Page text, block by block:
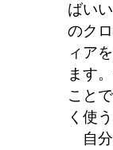
ばい
のク
ィア
ます
こと
く使
自分